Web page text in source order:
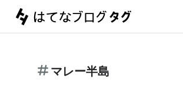
マレー半島